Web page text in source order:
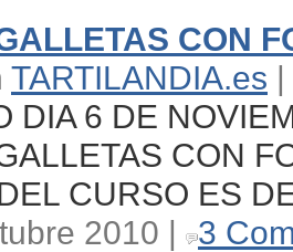
CON
TARTILANDIA.es
DIA 6 DE
CON
CURSO ES
2010 |
3